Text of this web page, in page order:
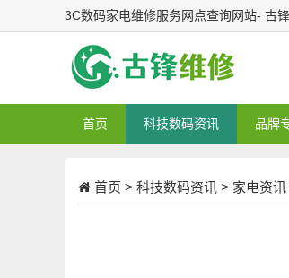
3C数码家电维修服务网点查询网站- 古
首页 科技数码资讯 品牌
首页 > 科技数码资讯 > 家电资讯